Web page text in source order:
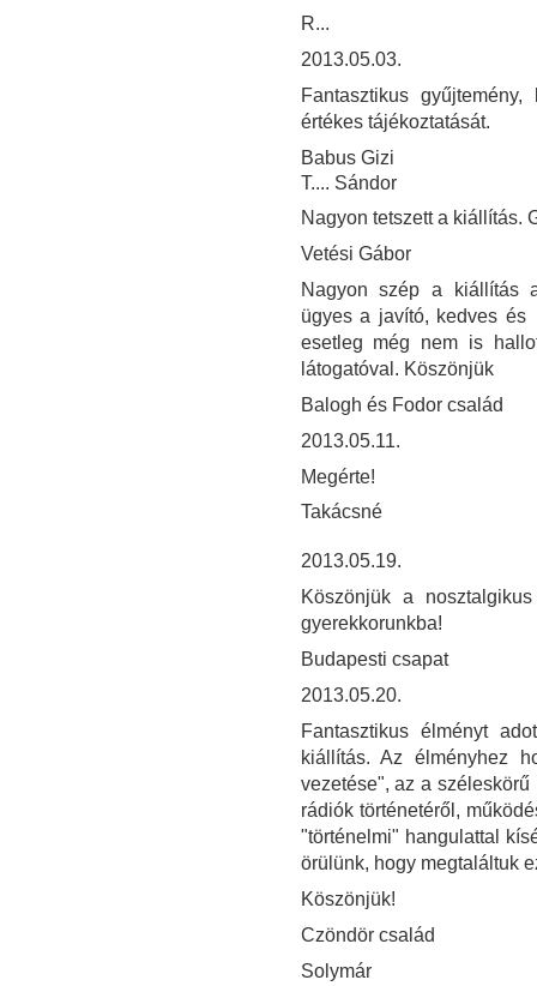
R...
2013.05.03.
Fantasztikus
értékes tájékoztatását.
Babus Gizi
T.... Sándor
Nagyon tetszett a kiállítás.
Vetési Gábor
Nagyon szép a kiállítás
ügyes a javító, kedves
esetleg még nem is
látogatóval. Köszönjük
Balogh és Fodor család
2013.05.11.
Megérte!
Takácsné
2013.05.19.
Köszönjük a
gyerekkorunkba!
Budapesti csapat
2013.05.20.
Fantasztikus élményt
kiállítás. Az élményhez
vezetése", az a
rádiók történetéről,
"történelmi" hangulattal
örülünk, hogy megtaláltuk
Köszönjük!
Czöndör család
Solymár